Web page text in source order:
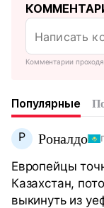
Комментарии
Популярные
Р Роналдо
Европейцы
Казахстан,
выкинуть из